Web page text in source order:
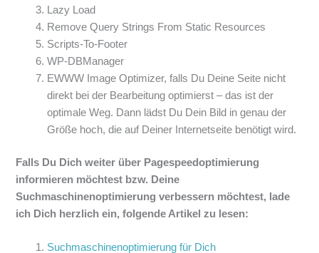
Lazy Load
Remove Query Strings From Static Resources
Scripts-To-Footer
WP-DBManager
EWWW Image Optimizer, falls Du Deine Seite nicht
direkt bei der Bearbeitung optimierst – das ist der
optimale Weg. Dann lädst Du Dein Bild in genau der
Größe hoch, die auf Deiner Internetseite benötigt wird.
Falls Du Dich weiter über Pagespeedoptimierung
informieren möchtest bzw. Deine
Suchmaschinenoptimierung verbessern möchtest, lade
ich Dich herzlich ein, folgende Artikel zu lesen:
Suchmaschinenoptimierung für Dich